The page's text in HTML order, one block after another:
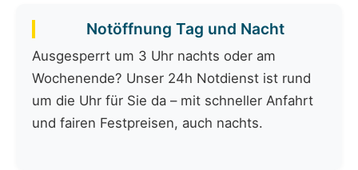
Notöffnung Tag und Nacht
Ausgesperrt um 3 Uhr nachts oder am
Wochenende? Unser 24h Notdienst ist rund
um die Uhr für Sie da – mit schneller Anfahrt
und fairen Festpreisen, auch nachts.